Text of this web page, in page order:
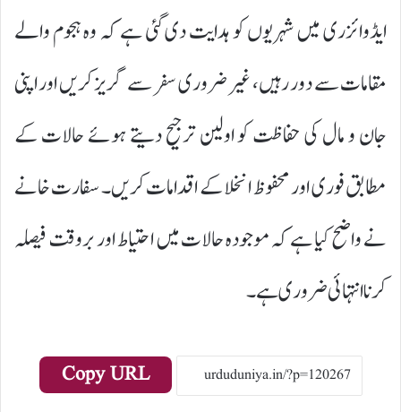
ایڈوائزری میں شہریوں کو ہدایت دی گئی ہے کہ وہ ہجوم والے
مقامات سے دور رہیں، غیر ضروری سفر سے گریز کریں اور اپنی
جان و مال کی حفاظت کو اولین ترجیح دیتے ہوئے حالات کے
مطابق فوری اور محفوظ انخلا کے اقدامات کریں۔ سفارت خانے
نے واضح کیا ہے کہ موجودہ حالات میں احتیاط اور بروقت فیصلہ
کرنا انتہائی ضروری ہے۔
Copy URL